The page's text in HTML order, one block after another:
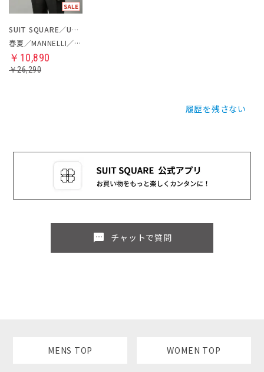
SUIT SQUARE／UNIVERSAL LANGUAGE
春夏／MANNELLI／ジャケット
￥10,890
￥26,290
履歴を残さない
sms チャットで質問
MENS TOP WOMEN TOP